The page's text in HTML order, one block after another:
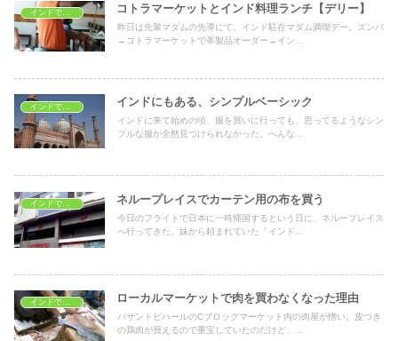
コトラマーケットとインド料理ランチ【デリー】
昨日は先輩マダムの先導にて、インド駐在マダム満喫デー。ズンバ
→コトラマーケットで革製品オーダー→イン...
インドにもある、シンプルベーシック
インドに来て始めの頃、服を買いに行っても、思ってるようなシン
プルな服が全然見つけられなかった。へんな...
ネループレイスでカーテン用の布を買う
今日のフライトで日本に一時帰国するという日に、ネループレイス
へ行ってきた。妹から頼まれていた「インド...
インドでショッピング ローカルマーケットで肉を買わなくなった理由
バサントビハールのCブロックマーケット内の肉屋が憎い。皮つき
の鶏肉が買えるので重宝していたのだけど、...